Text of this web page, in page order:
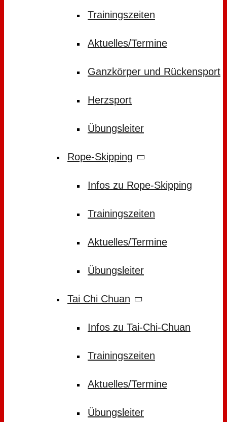
Trainingszeiten
Aktuelles/Termine
Ganzkörper und Rückensport
Herzsport
Übungsleiter
Rope-Skipping
Infos zu Rope-Skipping
Trainingszeiten
Aktuelles/Termine
Übungsleiter
Tai Chi Chuan
Infos zu Tai-Chi-Chuan
Trainingszeiten
Aktuelles/Termine
Übungsleiter